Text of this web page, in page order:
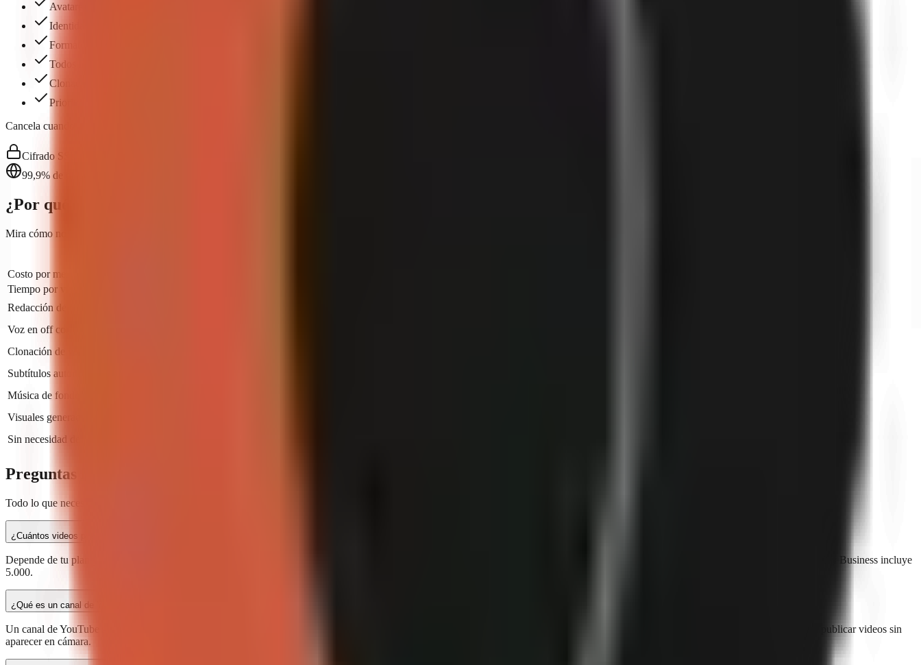
Avatares de IA
Identidad de marca
Formatos listos para usar que puedes crear con un clic — elige uno para empezar.
Todos los estilos de subtítulos
Clonación de voz
Priority support, onboarding, and account assistance
Cancela cuando quieras. Sin contratos.
Cifrado SSL
99,9% de disponibilidad
¿Por qué GoFaceless?
Mira cómo nos comparamos con contratar un editor o hacerlo tú mismo.
Costo por mes
Tiempo por video
Redacción de guion
Voz en off con IA
Clonación de voz
Subtítulos automáticos
Música de fondo
Visuales generados por IA
Sin necesidad de habilidades de edición
Preguntas frecuentes
Todo lo que necesitas saber sobre GoFaceless.
¿Cuántos videos puedo crear por mes?
Depende de tu plan y tipo de video. Los videos generados por IA cuestan 200 créditos y los videos con avatar cuestan 400 créditos. El plan Starter incluye 500 créditos/mes, Pro incluye 1.500 y Business incluye
5.000.
¿Qué es un canal de YouTube sin rostro?
Un canal de YouTube sin rostro crea contenido sin mostrar la cara del creador. GoFaceless usa IA para generar guiones, voces en off, visuales y subtítulos automáticamente, para que puedas publicar videos sin
aparecer en cámara.